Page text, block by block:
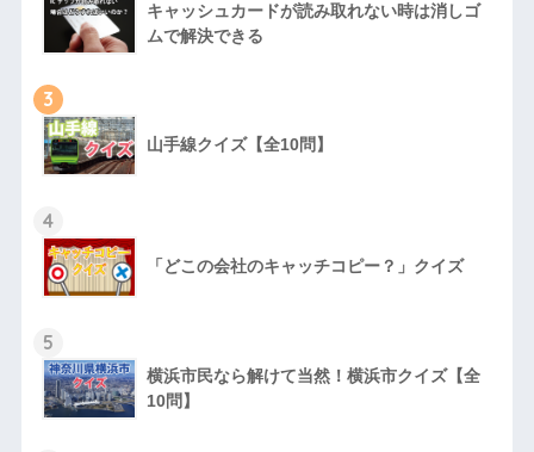
キャッシュカードが読み取れない時は消しゴ
ムで解決できる
3
山手線クイズ【全10問】
4
「どこの会社のキャッチコピー？」クイズ
5
横浜市民なら解けて当然！横浜市クイズ【全
10問】